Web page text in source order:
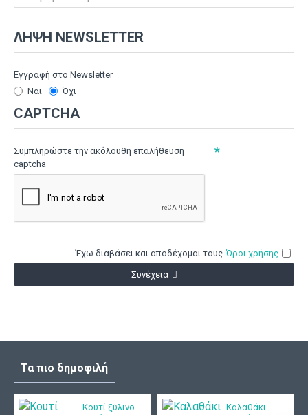
ΛΉΨΗ NEWSLETTER
Εγγραφή στο Newsletter
Ναι
Όχι
CAPTCHA
Συμπληρώστε την ακόλουθη επαλήθευση
captcha
Έχω διαβάσει και αποδέχομαι τους Όροι χρήσης
Συνέχεια
Τα πιο δημοφιλή
Κουτί ξύλινο
Καλαθάκι